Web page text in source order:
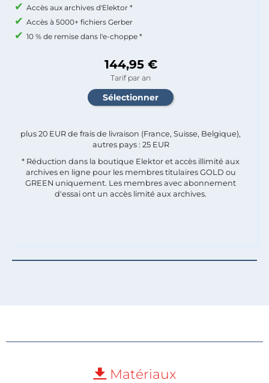
Accès aux archives d'Elektor *
Accès à 5000+ fichiers Gerber
10 % de remise dans l'e-choppe *
144,95 €
Tarif par an
plus 20 EUR de frais de livraison (France, Suisse, Belgique),
autres pays : 25 EUR
* Réduction dans la boutique Elektor et accès illimité aux
archives en ligne pour les membres titulaires GOLD ou
GREEN uniquement. Les membres avec abonnement
d'essai ont un accès limité aux archives.
Matériaux